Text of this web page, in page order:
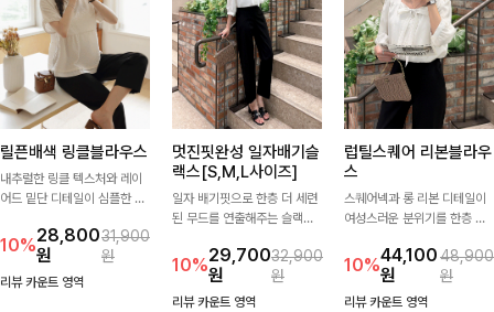
릴픈배색 링클블라우스
내추럴한 링클 텍스처와 레이
어드 밑단 디테일이 심플한 디
볍게 툭 입기만 해도 멋스러운
스타일을 완성해드려요- 여유
로운 핏으로 군살은 자연스럽
10%28,800
원
31,900
원
리뷰 카운트 영역
멋진핏완성 일자배기슬
랙스[S,M,L사이즈]
일자 배기핏으로 한층 더 세련
된 무드를 연출해주는 슬랙스
장으로 상의를 어떤 스타일과
매치해도 멋스럽게 완성돼요.
10%29,700
원
32,900
원
리뷰 카운트 영역
럽틸스퀘어 리본블라우
스
스퀘어넥과 롱 리본 디테일이
여성스러운 분위기를 한층 더
스럽게 잡힌 셔링과 봉긋한 소
매가 여리한 실루엣을 연출해
특별한 날은 물론 데일리룩으
10%44,100
원
48,900
원
리뷰 카운트 영역